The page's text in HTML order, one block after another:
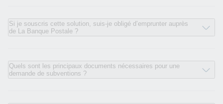
Si je souscris cette solution, suis-je obligé d’emprunter auprès
de La Banque Postale ?
Quels sont les principaux documents nécessaires pour une
demande de subventions ?